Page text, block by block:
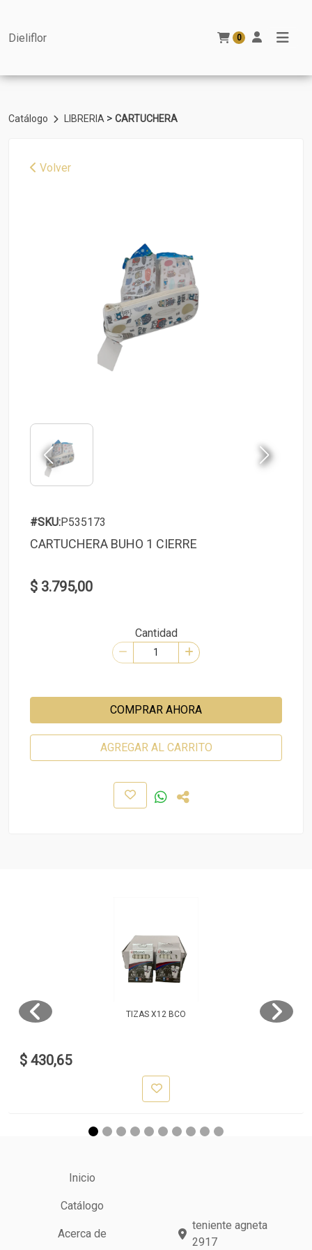
Dieliflor 0
Catálogo LIBRERIA > CARTUCHERA
Volver
#SKU:P535173
CARTUCHERA BUHO 1 CIERRE
$ 3.795,00
Cantidad
COMPRAR AHORA
AGREGAR AL CARRITO
TIZAS X12 BCO
$ 430,65
Inicio
Catálogo
Acerca de
teniente agneta
2917